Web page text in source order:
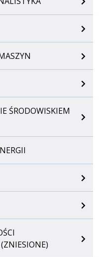
ŚRODOWISKIEM